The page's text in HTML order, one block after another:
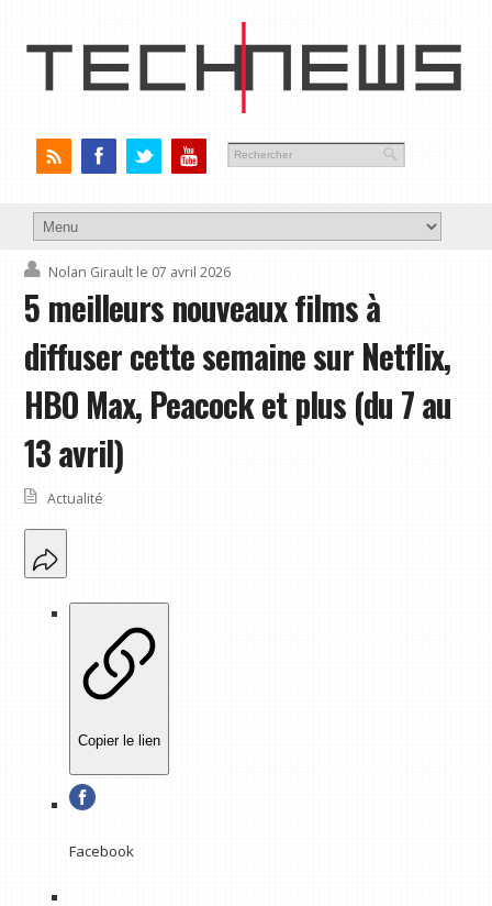
Nolan Girault le 07 avril 2026
5 meilleurs nouveaux films à
diffuser cette semaine sur Netflix,
HBO Max, Peacock et plus (du 7 au
13 avril)
Actualité
Copier le lien
Facebook